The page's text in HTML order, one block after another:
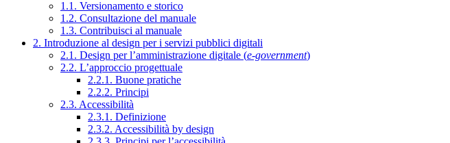
1.1. Versionamento e storico
1.2. Consultazione del manuale
1.3. Contribuisci al manuale
2. Introduzione al design per i servizi pubblici digitali
2.1. Design per l’amministrazione digitale (e-government)
2.2. L’approccio progettuale
2.2.1. Buone pratiche
2.2.2. Principi
2.3. Accessibilità
2.3.1. Definizione
2.3.2. Accessibilità by design